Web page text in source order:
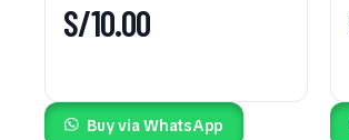
S/10.00
Buy via WhatsApp